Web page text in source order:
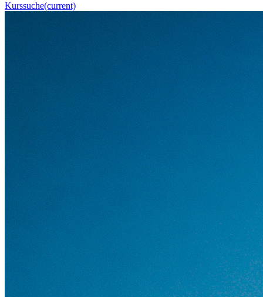
Kurssuche(current)